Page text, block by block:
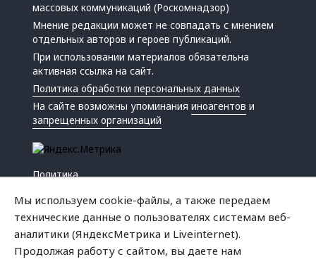
массовых коммуникаций (Роскомнадзор)
Мнение редакции может не совпадать с мнением
отдельных авторов и героев публикаций.
При использовании материалов обязательна
активная ссылка на сайт.
Политика обработки персональных данных
На сайте возможны упоминанияиноагентов и
запрещенных организаций
Политика
Мы используем cookie-файлы, а также передаем
технические данные о пользователях системам веб-
аналитики (ЯндексМетрика и Liveinternet).
Продолжая работу с сайтом, вы даете нам